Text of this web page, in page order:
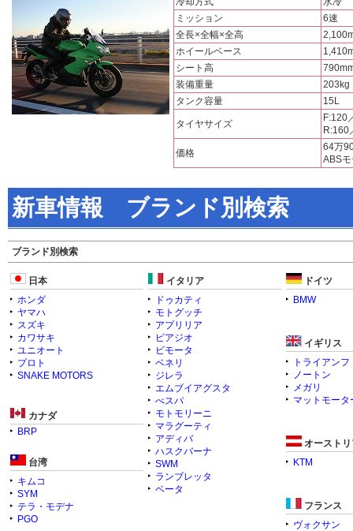
ミッション
6速
全長×全幅×全高
ホイールベース
シート高
装備重量
203kg
タンク容量
15L
タイヤサイズ
F:120
R:160
価格
64万
ABS
新車情報 ブランド別検索
ブランド別検索
日本
ホンダ
ヤマハ
スズキ
カワサキ
ユニオート
プロト
SNAKE MOTORS
カナダ
BRP
台湾
キムコ
SYM
テラ・モデナ
PGO
イタリア
ドゥカティ
モトグッチ
アプリリア
ピアジオ
ビモータ
ベネリ
ジレラ
エムブイアグスタ
べスパ
モトモリーニ
マラグーティ
アディバ
ハスクバーナ
SWM
ランブレッタ
ベータ
ドイツ
BMW
イギリス
トライアンフ
ノートン
メガリ
マットモー
オースト
KTM
フランス
ヴォクサン